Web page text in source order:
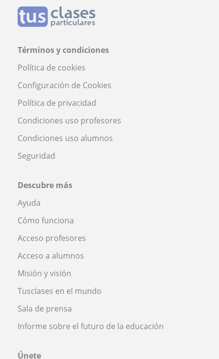
Términos y condiciones
Política de cookies
Configuración de Cookies
Política de privacidad
Condiciones uso profesores
Condiciones uso alumnos
Seguridad
Descubre más
Ayuda
Cómo funciona
Acceso profesores
Acceso a alumnos
Misión y visión
Tusclases en el mundo
Sala de prensa
Informe sobre el futuro de la educación
Únete